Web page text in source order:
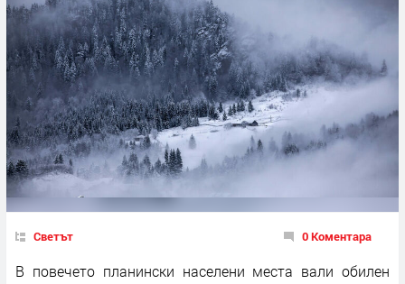
Светът 0 Коментара
В повечето планински населени места вали обилен